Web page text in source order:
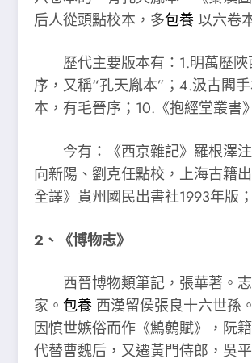
后人從頭點校本，多包養以六卷
歷代主要版本有：1.明萬歷陜
序，又稱“孔天胤本”；4.汲古閣
本，有毛晉序；10.《抱經堂叢書
今有：《西京雜記》羅根澤注
向新陽、劉克任點校，上海古籍
全譯》貴州國民出書社1993年版
2、《博物志》
西晉博物類筆記，張華著。志
家。 包養 西漢留侯張良十六世孫
因憤世嫉俗而作《鷦鷯賦》，阮
代替曹魏后，又遷黃門侍郎，吳